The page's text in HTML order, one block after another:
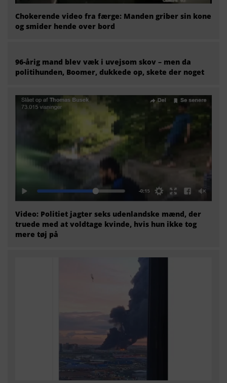
Chokerende video fra færge: Manden griber sin kone
og smider hende over bord
96-årig mand blev væk i uvejsom skov – men da
politihunden, Boomer, dukkede op, skete der noget
Video: Politiet jagter seks udenlandske mænd, der
truede med at voldtage kvinde, hvis hun ikke tog
mere tøj på